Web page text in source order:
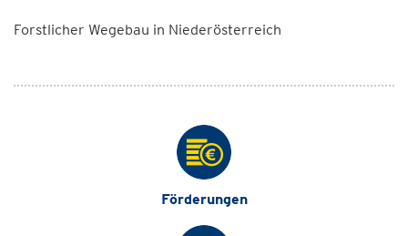
Forstlicher Wegebau in Niederösterreich
Förderungen